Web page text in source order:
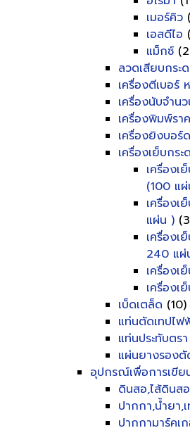
เมอร์คิว
เอสดีไอ
แม็กซ์
ลวดเสียบกระ
เครื่องตีเบอร์
เครื่องนับจำน
เครื่องพิมพ์รา
เครื่องยิงบอร์ด
เครื่องเย็บกระ
เครื่องเ
(100 แ
เครื่องเ
แผ่น )
เครื่องเ
240 แผ่
เครื่องเ
เครื่องเ
เบ็ดเตล็ด (10)
แท่นตัดเทปไฟ
แท่นประทับตร
แผ่นยางรองตั
อุปกรณ์เพื่อการเขีย
ดินสอ,ไส้ดินสอ
ปากกา,น้ำยา,
ปากกามาร์คเ